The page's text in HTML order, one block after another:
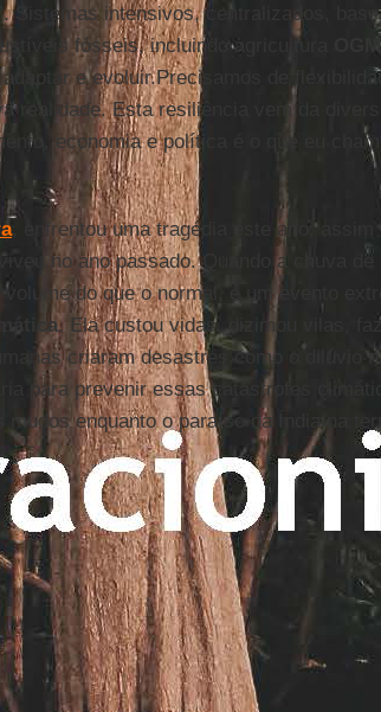
Sistemas intensivos, centralizados,
fósseis, incluindo agricultura
OGM
e evoluir.Precisamos de
realidade. Esta resiliência vem da
economia e política é o que eu
, enfrentou uma tragédia este ano, assim
no ano passado. Quando a chuva
do que o normal, é um evento
. Ela custou vidas, dizimou vilas,
criaram desastres como o dilúvio
para prevenir essas catástrofes
mudos enquanto o paraíso da Índia na